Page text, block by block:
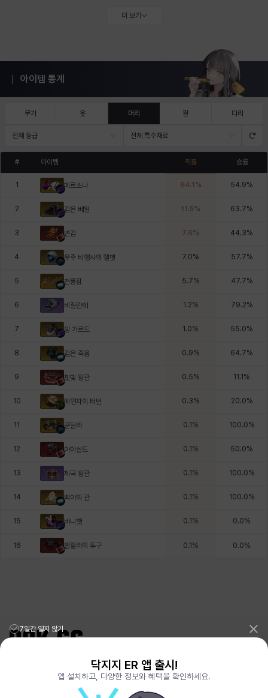
더 보기
아이템 통계
무기 옷 머리 팔 다리
전체 등급 전체 특수재료
# 아이템 픽률 승률
1 페르소나 64.1 % 54.9%
2 검은 베일 11.5% 63.7%
3 변검 7.6% 44.3%
4 우주 비행사의 헬멧 7.0% 57.7%
5 천룡잠 5.7% 47.7%
6 비질란테 1.2% 79.2%
7 앙 가르드 1.0% 55.0%
8 검은 죽음 0.9% 64.7%
9 핏빛 왕관 0.5% 11.1 %
10 예언자의 터번 0.3% 20.0%
11 쿤달라 0.1 % 100.0%
12 아이실드 0.1 % 50.0%
13 제국 왕관 0.1 % 100.0%
14 백야의 관 0.1 % 100.0%
15 바니햇 0.1 % 0.0%
16 발할라의 투구 0.1 % 0.0%
리그오브레전드 전적검색 포로지지PORO.GG
전략적팀전투 TFT 전적검색 롤체지지 LOLCHESS.GG
메이플스토리 종합통계MAPLE.GG
7일간 열지 않기
닥지지 ER 앱 출시!
앱 설치하고, 다양한 정보와 혜택을 확인하세요.